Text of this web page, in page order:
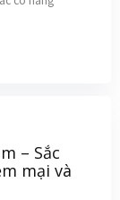
– Sắc
mại và